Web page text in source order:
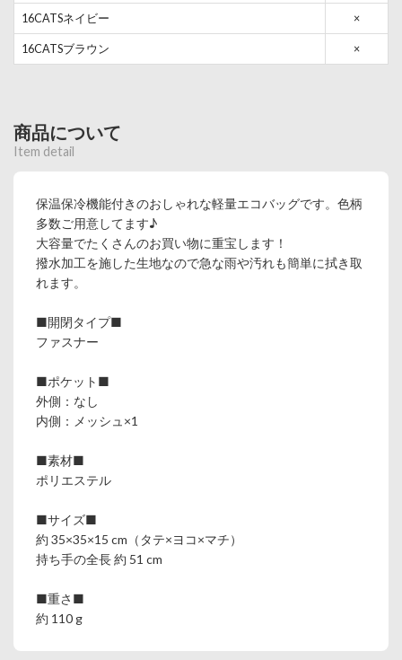
16CATSネイビー ×
16CATSブラウン ×
商品について
Item detail
保温保冷機能付きのおしゃれな軽量エコバッグです。色柄
多数ご用意してます♪
大容量でたくさんのお買い物に重宝します！
撥水加工を施した生地なので急な雨や汚れも簡単に拭き取
れます。
■開閉タイプ■
ファスナー
■ポケット■
外側：なし
内側：メッシュ×1
■素材■
ポリエステル
■サイズ■
約 35×35×15 cm（タテ×ヨコ×マチ）
持ち手の全長 約 51 cm
■重さ■
約 110 g